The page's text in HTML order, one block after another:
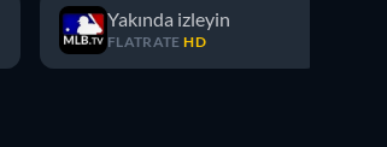
Yakında izleyin
FLATRATE HD